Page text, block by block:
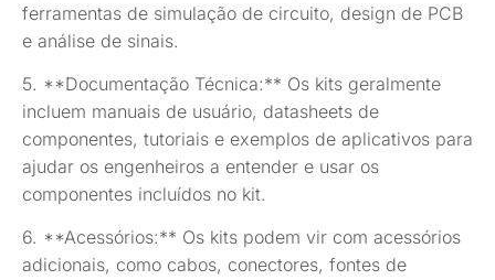
ferramentas de simulação de circuito, design de PCB
e análise de sinais.
5. **Documentação Técnica:** Os kits geralmente
incluem manuais de usuário, datasheets de
componentes, tutoriais e exemplos de aplicativos para
ajudar os engenheiros a entender e usar os
componentes incluídos no kit.
6. **Acessórios:** Os kits podem vir com acessórios
adicionais, como cabos, conectores, fontes de